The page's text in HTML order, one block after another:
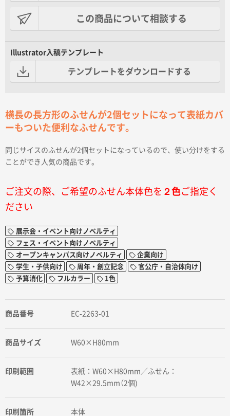
この商品について相談する
Illustrator入稿テンプレート
テンプレートをダウンロードする
横長の長方形のふせんが2個セットになって表紙カバ
ーもついた便利なふせんです。
同じサイスのふせんが2個セットになっているので、使い分けをする
ことができ人気の商品です。
ご注文の際、ご希望のふせん本体色を ２色 ご指定く
ださい
展示会・イベント向けノベルティ
フェス・イベント向けノベルティ
オープンキャンパス向けノベルティ
企業向け
学生・子供向け
周年・創立記念
官公庁・自治体向け
予算消化
フルカラー 1色
商品番号 EC-2263-01
商品サイズ W60×H80mm
印刷範囲
表紙：W60×H80mm／ふせん：
W42×29.5mm（2個)
印刷箇所 本体